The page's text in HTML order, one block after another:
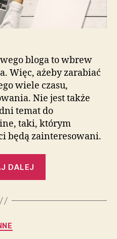
bloga to wbrew
Więc, ażeby zarabiać
wiele czasu,
Nie jest także
temat do
taki, którym
będą zainteresowani.
DALEJ
na
Kategorie